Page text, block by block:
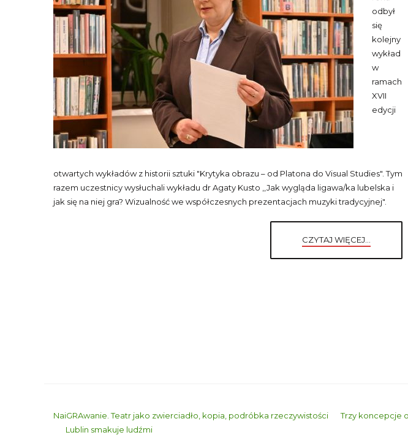
odbył
się
kolejny
wykład
w
ramach
XVII
edycji
otwartych wykładów z historii sztuki "Krytyka obrazu – od Platona do Visual Studies". Tym
razem uczestnicy wysłuchali wykładu dr Agaty Kusto ,,Jak wygląda ligawa/ka lubelska i
jak się na niej gra? Wizualność we współczesnych prezentacjach muzyki tradycyjnej".
CZYTAJ WIĘCEJ...
NaiGRAwanie. Teatr jako zwierciadło, kopia, podróbka rzeczywistości Trzy koncepcje
Lublin smakuje ludźmi